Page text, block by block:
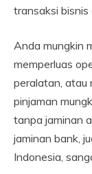
transaksi bisnis
Anda mungkin
memperluas
peralatan, atau
pinjaman
tanpa jaminan
jaminan bank,
Indonesia,